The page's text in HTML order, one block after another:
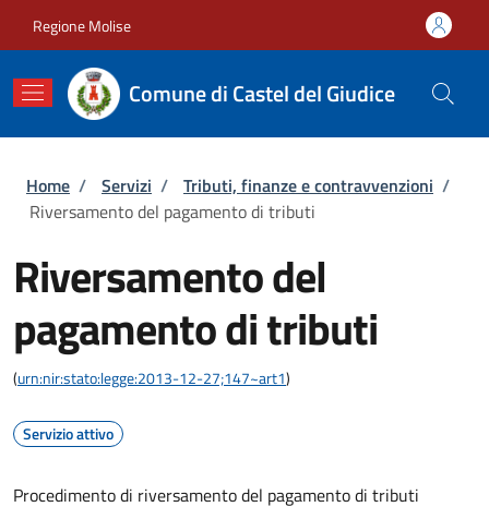
Regione Molise
Comune di Castel del Giudice
Briciole di pane
Home / Servizi / Tributi, finanze e contravvenzioni /
Riversamento del pagamento di tributi
Riversamento del
pagamento di tributi
(urn:nir:stato:legge:2013-12-27;147~art1)
Servizio attivo
Procedimento di riversamento del pagamento di tributi